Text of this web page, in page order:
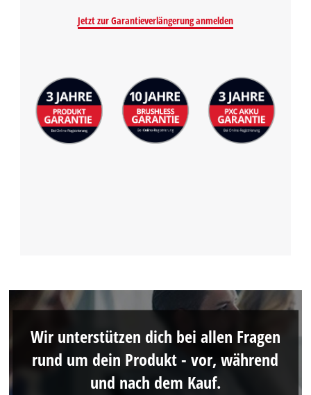
Management Platform
Jetzt zur Garantieverlängerung anmelden
Wir unterstützen dich bei allen Fragen
rund um dein Produkt - vor, während
und nach dem Kauf.